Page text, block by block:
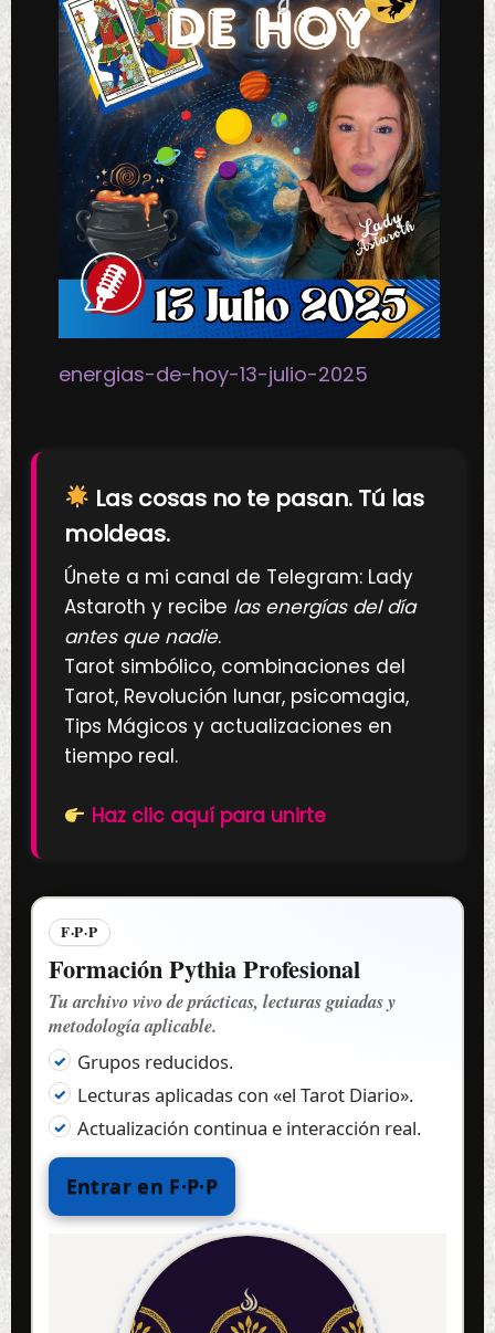
energias-de-hoy-13-julio-2025
Las cosas no te pasan. Tú las
moldeas.
Únete a mi canal de Telegram: Lady
Astaroth y recibe las energías del día
antes que nadie.
Tarot simbólico, combinaciones del
Tarot, Revolución lunar, psicomagia,
Tips Mágicos y actualizaciones en
tiempo real.
Haz clic aquí para unirte
F·P·P
Formación Pythia Profesional
Tu archivo vivo de prácticas, lecturas guiadas y
metodología aplicable.
Grupos reducidos.
Lecturas aplicadas con «el Tarot Diario».
Actualización continua e interacción real.
Entrar en F·P·P